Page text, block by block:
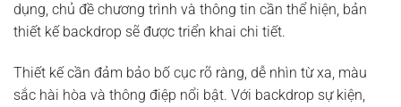
dụng, chủ đề chương trình và thông tin cần thể hiện, bản
thiết kế backdrop sẽ được triển khai chi tiết.
Thiết kế cần đảm bảo bố cục rõ ràng, dễ nhìn từ xa, màu
sắc hài hòa và thông điệp nổi bật. Với backdrop sự kiện,